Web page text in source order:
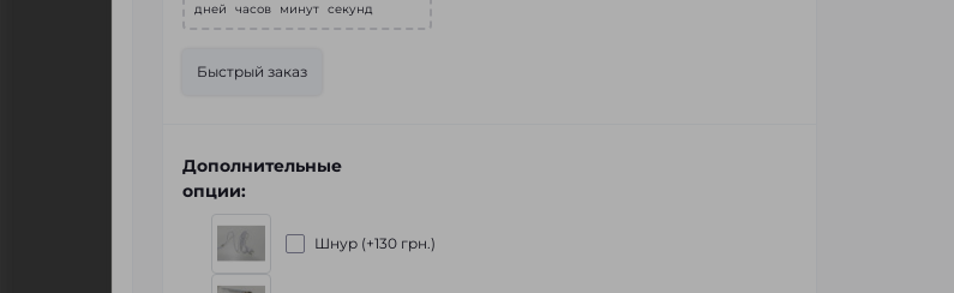
дней часов минут секунд
Быстрый заказ
Дополнительные
опции:
Шнур (+130 грн.)